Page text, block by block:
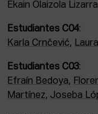
Ekain Olaizola
Estudiantes C04:
Karla Crnčević,
Estudiantes C03:
Efraín Bedoya,
Martínez, Joseba